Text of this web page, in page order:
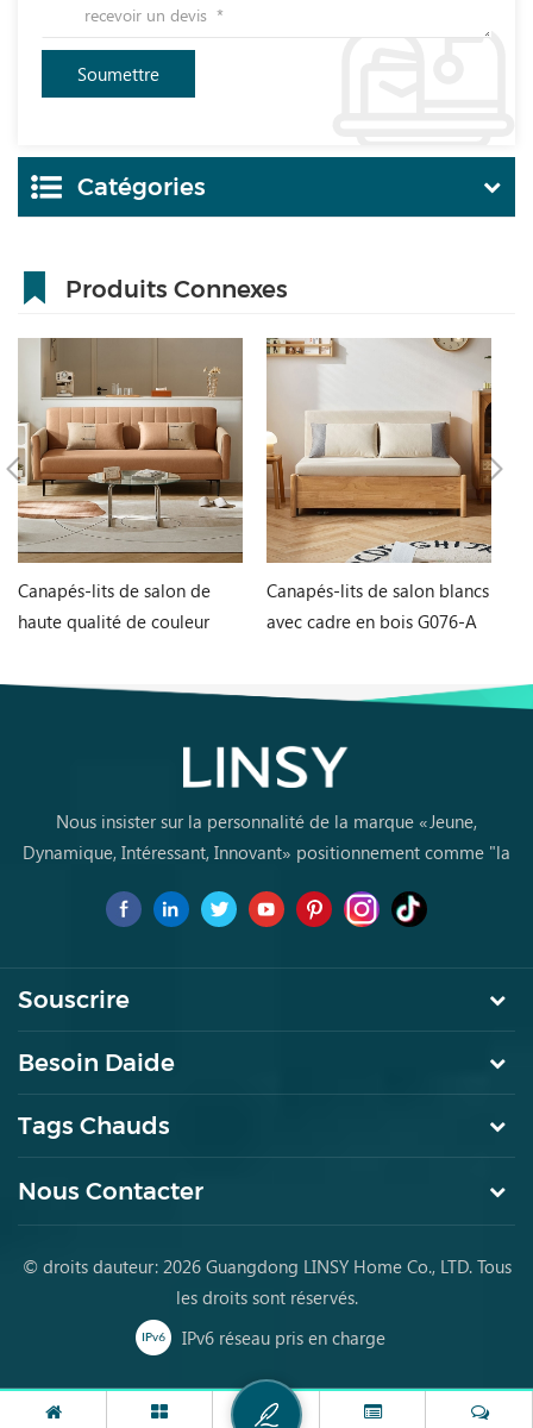
Catégories
Produits Connexes
Canapés-lits de salon de
haute qualité de couleur
Canapés-lits de salon blancs
avec cadre en bois G076-A
Nous insister sur la personnalité de la marque «Jeune,
Dynamique, Intéressant, Innovant» positionnement comme "la
pour la première fois
Souscrire
Besoin Daide
Tags Chauds
Nous Contacter
© droits dauteur: 2026 Guangdong LINSY Home Co., LTD. Tous
les droits sont réservés.
IPv6 réseau pris en charge